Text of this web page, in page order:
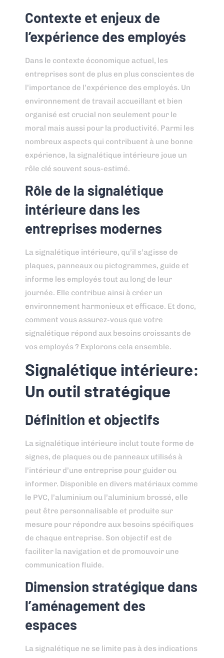
Contexte et enjeux de
l’expérience des employés
Dans le contexte économique actuel, les
entreprises sont de plus en plus conscientes de
l’importance de l’expérience des employés. Un
environnement de travail accueillant et bien
organisé est crucial non seulement pour le
moral mais aussi pour la productivité. Parmi les
nombreux aspects qui contribuent à une bonne
expérience, la signalétique intérieure joue un
rôle clé souvent sous-estimé.
Rôle de la signalétique
intérieure dans les
entreprises modernes
La signalétique intérieure, qu’il s’agisse de
plaques, panneaux ou pictogrammes, guide et
informe les employés tout au long de leur
journée. Elle contribue ainsi à créer un
environnement harmonieux et efficace. Et donc,
comment vous assurez-vous que votre
signalétique répond aux besoins croissants de
vos employés ? Explorons cela ensemble.
Signalétique intérieure:
Un outil stratégique
Définition et objectifs
La signalétique intérieure inclut toute forme de
signes, de plaques ou de panneaux utilisés à
l’intérieur d’une entreprise pour guider ou
informer. Disponible en divers matériaux comme
le PVC, l’aluminium ou l’aluminium brossé, elle
peut être personnalisable et produite sur
mesure pour répondre aux besoins spécifiques
de chaque entreprise. Son objectif est de
faciliter la navigation et de promouvoir une
communication fluide.
Dimension stratégique dans
l’aménagement des
espaces
La signalétique ne se limite pas à des indications